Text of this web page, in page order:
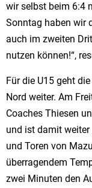
wir selbst beim 6:4
Sonntag haben wir
auch im zweiten
nutzen können!“,
Für die U15 geht
Nord weiter. Am
Coaches Thiesen
und ist damit
und Toren von
überragendem
zwei Minuten den